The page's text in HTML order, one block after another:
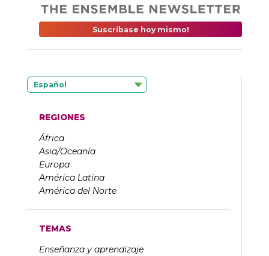
Suscríbase hoy mismo!
Español
REGIONES
África
Asia/Oceanía
Europa
América Latina
América del Norte
TEMAS
Enseñanza y aprendizaje